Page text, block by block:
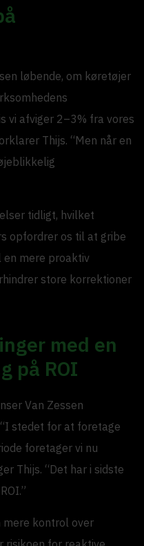
løbende, om køretøjer
vi afviger 2–3% fra vores
Thijs. “Men når en
tidligt, hvilket
opfordrer os til at gribe
en mere proaktiv
store korrektioner
med en
på ROI
Van Zessen
stedet for at foretage
foretager vi nu
Thijs. “Det har i sidste
mere kontrol over